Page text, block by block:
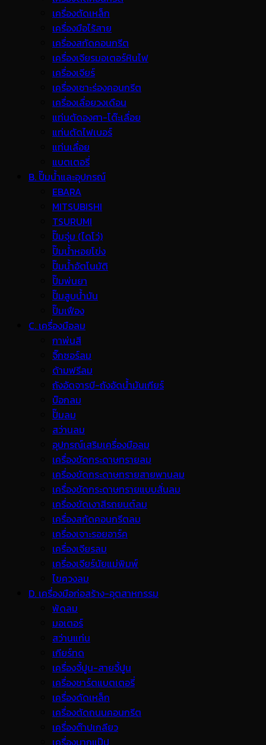
เครื่องตัดเหล็ก
เครื่องมือไร้สาย
เครื่องสกัดคอนกรีต
เครื่องเจียรมอเตอร์หินไฟ
เครื่องเจียร์
เครื่องเซาะร่องคอนกรีต
เครื่องเลื่อยวงเดือน
แท่นตัดองศา-โต๊ะเลื่อย
แท่นตัดไฟเบอร์
แท่นเลื่อย
แบตเตอรี่
B. ปั๊มน้ำและอุปกรณ์
EBARA
MITSUBISHI
TSURUMI
ปั๊มจุ่ม (ไดโว่)
ปั๊มน้ำหอยโข่ง
ปั๊มน้ำอัตโนมัติ
ปั๊มพ่นยา
ปั๊มสูบน้ำมัน
ปั๊มเฟือง
C. เครื่องมือลม
กาพ่นสี
จิ๊กซอร์ลม
ด้ามฟรีลม
ถังอัดจารบี-ถังอัดน้ำมันเกียร์
บ๊อกลม
ปั๊มลม
สว่านลม
อุปกรณ์เสริมเครื่องมือลม
เครื่องขัดกระดาษทรายลม
เครื่องขัดกระดาษทรายสายพานลม
เครื่องขัดกระดาษทรายแบบสั่นลม
เครื่องขัดเงาสีรถยนต์ลม
เครื่องสกัดคอนกรีตลม
เครื่องเจาะรอยอาร์ค
เครื่องเจียรลม
เครื่องเจียร์นัยแม่พิมพ์
ไขควงลม
D. เครื่องมือก่อสร้าง-อุตสาหกรรม
พ้ดลม
มอเตอร์
สว่านแท่น
เกียร์ทด
เครื่องจี้ปูน-สายจี้ปูน
เครื่องชาร์ตแบตเตอรี่
เครื่องดัดเหล็ก
เครื่องตัดถนนคอนกรีต
เครื่องต๊าปเกลียว
เครื่องบากแป๊ป